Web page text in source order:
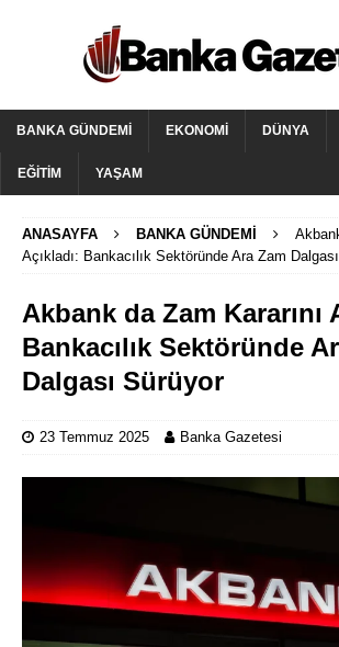
BANKA GÜNDEMI EKONOMI DÜNYA
EĞITIM YAŞAM
ANASAYFA BANKA GÜNDEMI
Açıkladı: Bankacılık Sektöründe Ara Zam
Akbank da Zam Kararını
Bankacılık Sektöründe
Dalgası Sürüyor
23 Temmuz 2025 Banka Gazetesi